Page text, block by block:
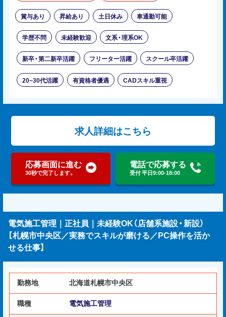
賞与あり 昇給あり 土日休み 車通勤可能
学歴不問 未経験歓迎 文系・理系OK
新卒・第二新卒活躍 フリーター活躍 スクール卒活躍
20~30代活躍 有資格者優遇 CADスキル重視
求人詳細はこちら
応募画面に進む
30秒で完了します。
電話で応募する
受付 平日9:00-18:00
電気施工管理｜正社員｜未経験OK（店舗系施設・新設）
【札幌市中央区／実務でスキルが磨ける／PC操作を活か
せる仕事】
勤務地 北海道札幌市中央区
職種 電気施工管理